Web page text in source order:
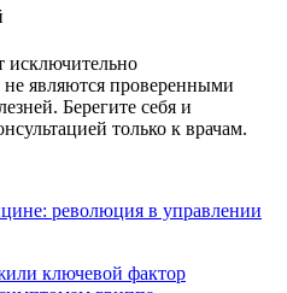
исключительно
являются проверенными
Берегите себя и
только к врачам.
революция в управлении
ключевой фактор